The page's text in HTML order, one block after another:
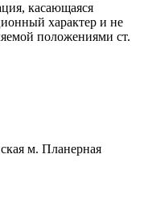
касающаяся
характер и не
положениями ст.
м. Планерная